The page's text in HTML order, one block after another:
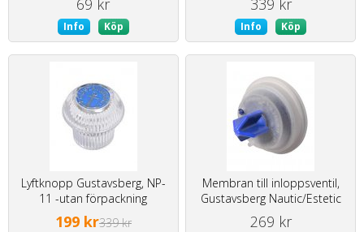
69 kr
Info Köp
339 kr
Info Köp
Lyftknopp Gustavsberg, NP-
11 -utan förpackning
199 kr339 kr
Membran till inloppsventil,
Gustavsberg Nautic/Estetic
269 kr